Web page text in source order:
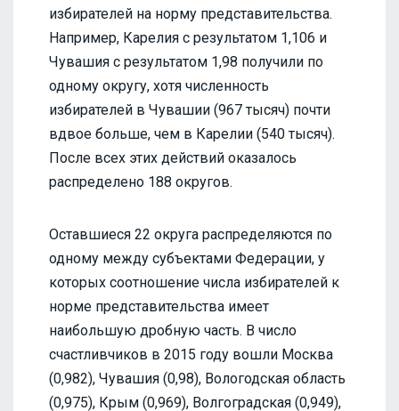
избирателей на норму представительства.
Например, Карелия с результатом 1,106 и
Чувашия с результатом 1,98 получили по
одному округу, хотя численность
избирателей в Чувашии (967 тысяч) почти
вдвое больше, чем в Карелии (540 тысяч).
После всех этих действий оказалось
распределено 188 округов.
Оставшиеся 22 округа распределяются по
одному между субъектами Федерации, у
которых соотношение числа избирателей к
норме представительства имеет
наибольшую дробную часть. В число
счастливчиков в 2015 году вошли Москва
(0,982), Чувашия (0,98), Вологодская область
(0,975), Крым (0,969), Волгоградская (0,949),